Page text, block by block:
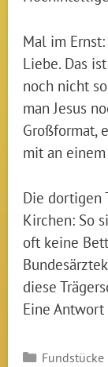
Mal im
Liebe. Das
noch nicht
man Jesus
Großformat,
mit an
Die dortigen
Kirchen: So
oft keine
diese
Eine
Kategorien
Fundstücke